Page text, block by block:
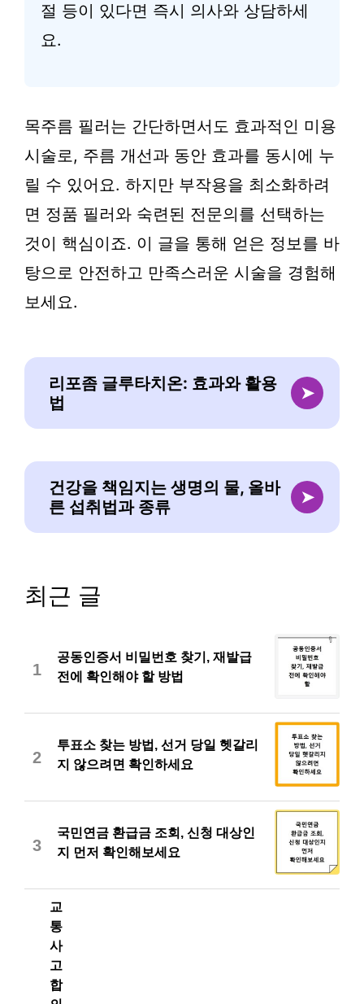
절 등이 있다면 즉시 의사와 상담하세
요.
목주름 필러는 간단하면서도 효과적인 미용
시술로, 주름 개선과 동안 효과를 동시에 누
릴 수 있어요. 하지만 부작용을 최소화하려
면 정품 필러와 숙련된 전문의를 선택하는
것이 핵심이죠. 이 글을 통해 얻은 정보를 바
탕으로 안전하고 만족스러운 시술을 경험해
보세요.
리포좀 글루타치온: 효과와 활용
법
➤
건강을 책임지는 생명의 물, 올바
른 섭취법과 종류
➤
최근 글
1
공동인증서 비밀번호 찾기, 재발급
전에 확인해야 할 방법
2
투표소 찾는 방법, 선거 당일 헷갈리
지 않으려면 확인하세요
3
국민연금 환급금 조회, 신청 대상인
지 먼저 확인해보세요
교
통
사
고
합